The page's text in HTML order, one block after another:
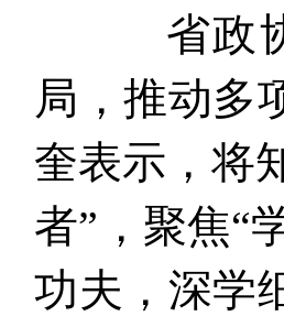
省政协
局，推动多
奎表示，将
者”，聚焦“
功夫，深学